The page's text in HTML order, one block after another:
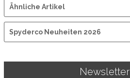
Ähnliche Artikel
Spyderco Neuheiten 2026
Newsletter